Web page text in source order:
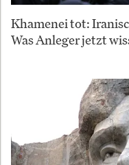
Khamenei tot:
Was Anleger jetzt